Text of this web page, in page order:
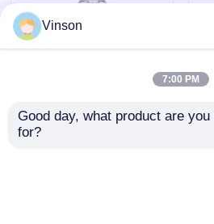
Contenant
Vinson
7:00 PM
Good day, what product are you
for?